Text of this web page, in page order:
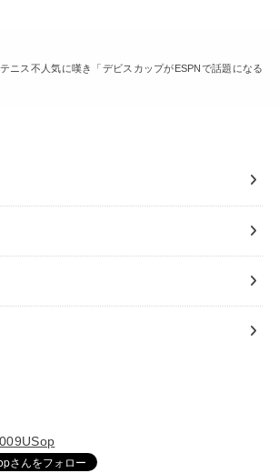
ニス不人気に嘆き「デビスカップがESPNで話題になる